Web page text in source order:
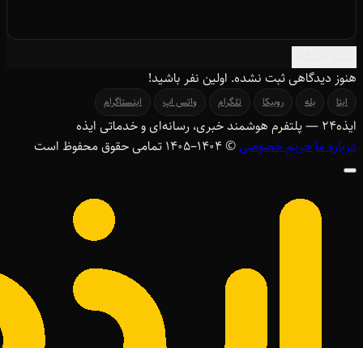
هنوز دیدگاهی ثبت نشده. اولین نفر باشید!
ایتا بله روبیکا تلگرام واتس اپ اینستاگرام
ایذه۲۴ — پلتفرم هوشمند خبری، رسانه‌ای و خدماتی ایذه
درباره ماحریم خصوصی© ۱۴۰۴–1405 تمامی حقوق محفوظ است